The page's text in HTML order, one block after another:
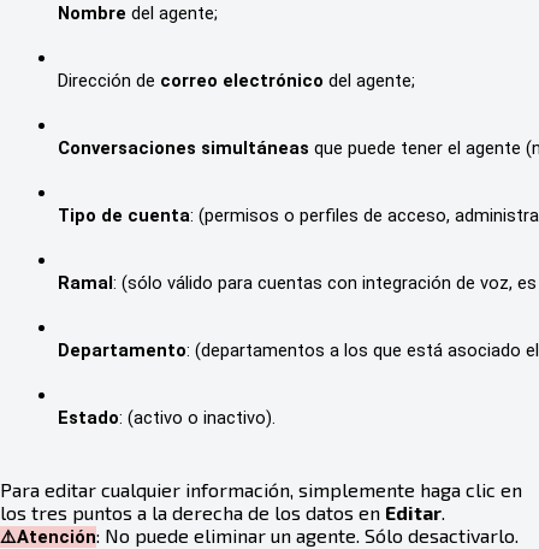
Nombre del agente;
Dirección de correo electrónico del agente;
Conversaciones simultáneas que puede tener el agente
Tipo de cuenta: (permisos o perfiles de acceso,
Ramal: (sólo válido para cuentas con integración de voz,
Departamento: (departamentos a los que está asociado
Estado: (activo o inactivo).
Para editar cualquier información, simplemente haga clic en
los tres puntos a la derecha de los datos en Editar
⚠️Atención: No puede eliminar un agente. Sólo desactivarlo.